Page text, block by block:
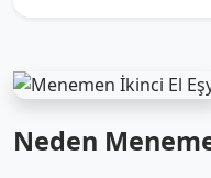
Neden